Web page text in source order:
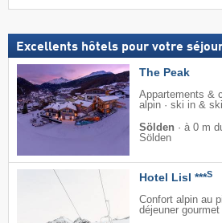
Excellents hôtels pour votre
The Peak
Appartements &
alpin · ski in &
Sölden · à 0 m
Sölden
Hotel Lisl ***S
Confort alpin au
déjeuner